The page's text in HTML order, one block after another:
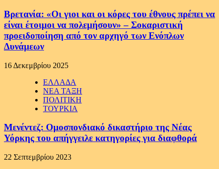
Βρετανία: «Οι γιοι και οι κόρες του έθνους πρέπει να
είναι έτοιμοι να πολεμήσουν» – Σοκαριστική
προειδοποίηση από τον αρχηγό των Ενόπλων
Δυνάμεων
16 Δεκεμβρίου 2025
ΕΛΛΑΔΑ
ΝΕΑ ΤΑΞΗ
ΠΟΛΙΤΙΚΗ
ΤΟΥΡΚΙΑ
Μενέντεζ: Ομοσπονδιακό δικαστήριο της Νέας
Υόρκης του απήγγειλε κατηγορίες για διαφθορά
22 Σεπτεμβρίου 2023